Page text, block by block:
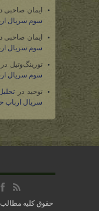
ایمان صاحبی
سوم سریال
ایمان صاحبی
سوم سریال
تورینگ‌وتیل در
سوم سریال
توحید در
سریال ارباب
حقوق کلیه مطالب